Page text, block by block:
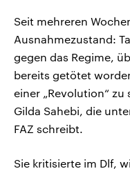
Seit mehreren
Ausnahmezustand:
gegen das Regime,
bereits getötet
einer „Revolution“
Gilda Sahebi, die
FAZ schreibt.
Sie kritisierte im Dlf,